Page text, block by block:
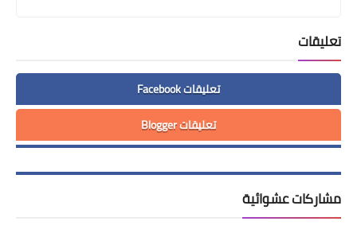
تعليقات
تعليقات Facebook
تعليقات Blogger
مشاركات عشوائية